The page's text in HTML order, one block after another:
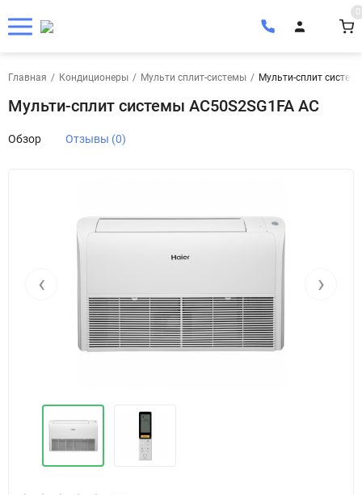
0
Главная / Кондиционеры / Мульти сплит-системы / Мульти-сплит
Мульти-сплит системы AC50S2SG1FA AC
Обзор Отзывы (0)
‹ ›